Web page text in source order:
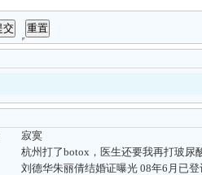
寂寞
杭州打了botox，医生还要我再打玻尿
刘德华朱丽倩结婚证曝光 08年6月已登